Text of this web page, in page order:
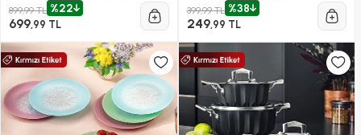
899,99 TL %22
699,99 TL
399,99 TL %38
249,99 TL